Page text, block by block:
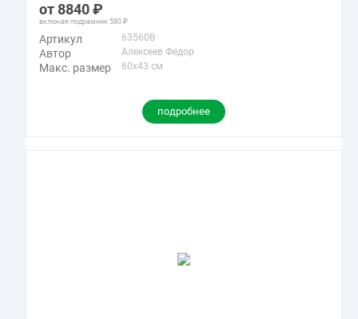
8840
включая подрамник 580
Артикул 63560B
Автор Алексеев Федор
Макс. размер 60x43 см
подробнее